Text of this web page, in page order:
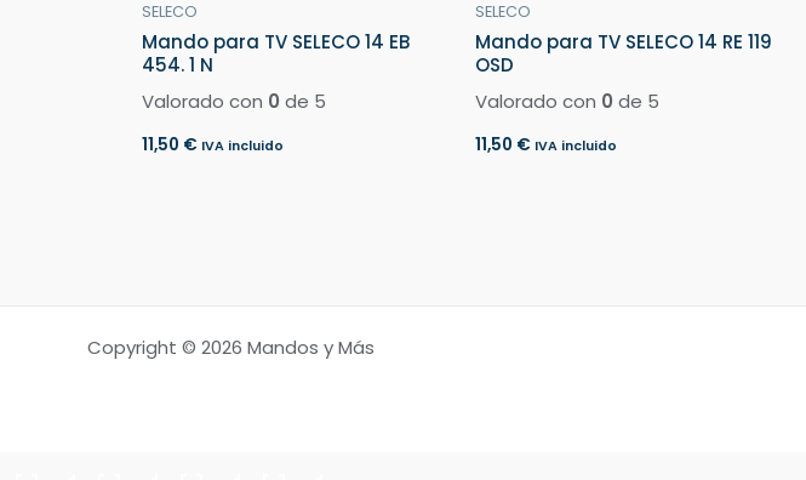
SELECO
Mando para TV SELECO 14 EB
454. 1 N
Valorado con 0 de 5
11,50 € IVA incluido
SELECO
Mando para TV SELECO 14 RE 119
OSD
Valorado con 0 de 5
11,50 € IVA incluido
Copyright © 2026 Mandos y Más